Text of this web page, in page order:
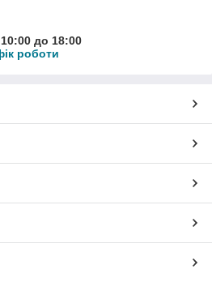
до 18:00
роботи